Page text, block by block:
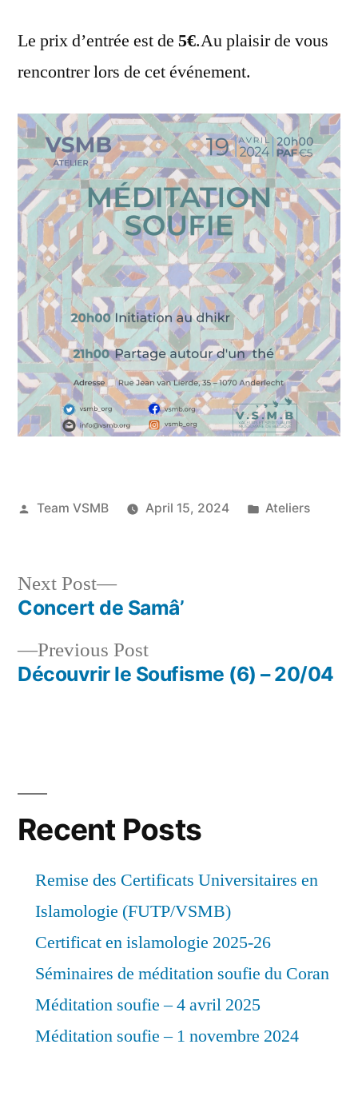
Le prix d’entrée est de 5€.Au plaisir de vous
rencontrer lors de cet événement.
Posted
Team VSMB April 15, 2024
Posted
Ateliers
Post
navigation
Previous PostPrevious
post:
Découvrir le Soufisme (6) – 20/04
Next Post
Next
post:
Concert de Samâ’
Recent Posts
Remise des Certificats Universitaires en
Islamologie (FUTP/VSMB)
Certificat en islamologie 2025-26
Séminaires de méditation soufie du Coran
Méditation soufie – 4 avril 2025
Méditation soufie – 1 novembre 2024